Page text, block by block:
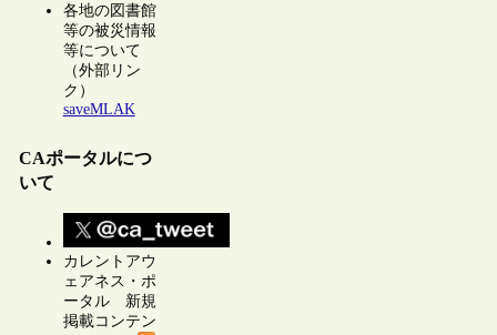
各地の図書館
等の被災情報
等について
（外部リン
ク）
saveMLAK
CAポータルにつ
いて
カレントアウ
ェアネス・ポ
ータル 新規
掲載コンテン